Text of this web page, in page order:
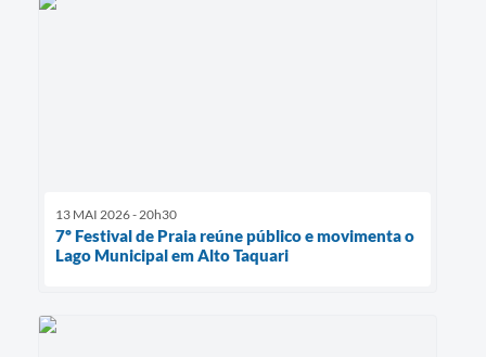
13 MAI 2026 - 20h30
7º Festival de Praia reúne público e movimenta o
Lago Municipal em Alto Taquari